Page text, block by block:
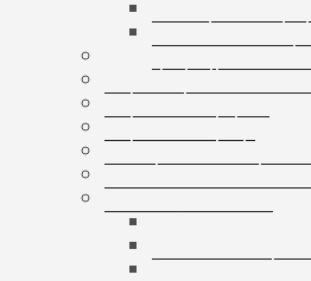
Urządzenia do
Etykiety
Folia bąbelkowa
Folia ochronna
Folia stretch
Folia stretch do
Gumki recepturki
Kartony
Kartony 3-
Kartony na